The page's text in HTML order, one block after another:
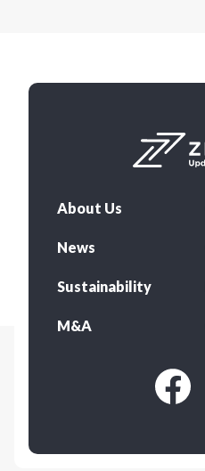
About Us
News
Sustainability
M&A